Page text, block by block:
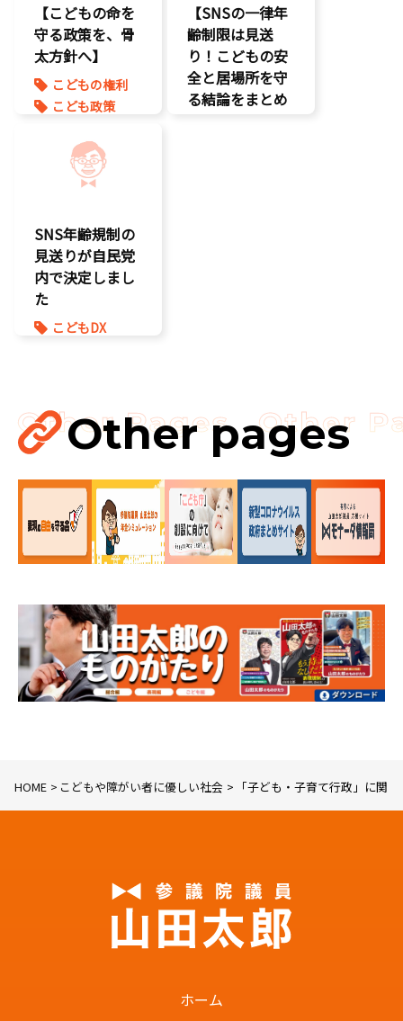
【こどもの命を
守る政策を、骨
太方針へ】
こどもの権利
こども政策
命を守る
子育て支援拡
将来不安
【SNSの一律年
齢制限は見送
り！こどもの安
全と居場所を守
る結論をまとめ
SNS年齢規制の
見送りが自民党
内で決定しまし
た
こどもDX
表現規制
Other pages
HOME こどもや障がい者に優しい社会 「子ども・子育て行政」に関
ホーム